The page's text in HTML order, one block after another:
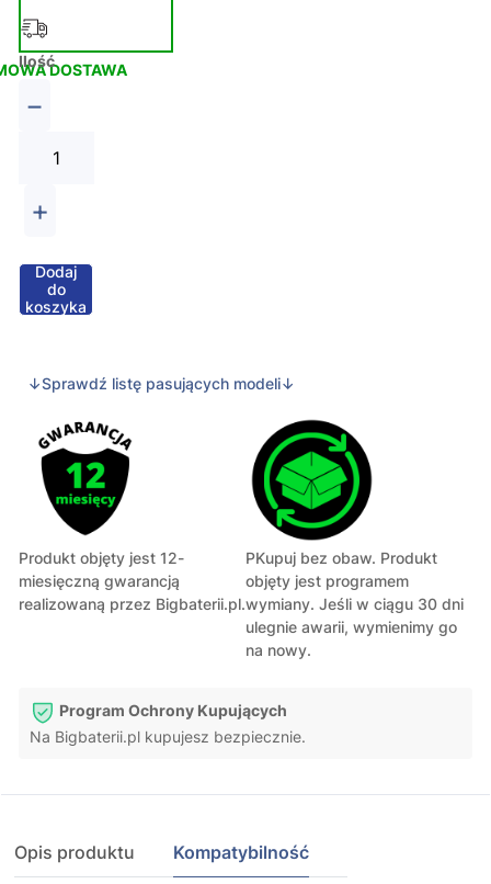
DOSTAWA
Ilość
−
+
Dodaj
do
koszyka
↓Sprawdź listę pasujących modeli↓
Produkt objęty jest 12-
miesięczną gwarancją
realizowaną przez Bigbaterii.pl.
PKupuj bez obaw. Produkt
objęty jest programem
wymiany. Jeśli w ciągu 30 dni
ulegnie awarii, wymienimy go
na nowy.
Program Ochrony Kupujących
Na Bigbaterii.pl kupujesz bezpiecznie.
Opis produktu Kompatybilność